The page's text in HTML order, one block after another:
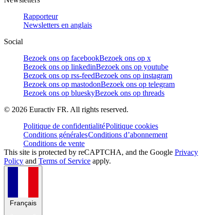
Rapporteur
Newsletters en anglais
Social
Bezoek ons op facebookBezoek ons op x
Bezoek ons op linkedinBezoek ons op youtube
Bezoek ons op rss-feedBezoek ons op instagram
Bezoek ons op mastodonBezoek ons op telegram
Bezoek ons op blueskyBezoek ons op threads
© 2026 Euractiv FR. All rights reserved.
Politique de confidentialitéPolitique cookies
Conditions généralesConditions d’abonnement
Conditions de vente
This site is protected by reCAPTCHA, and the Google Privacy
Policy and Terms of Service apply.
Français